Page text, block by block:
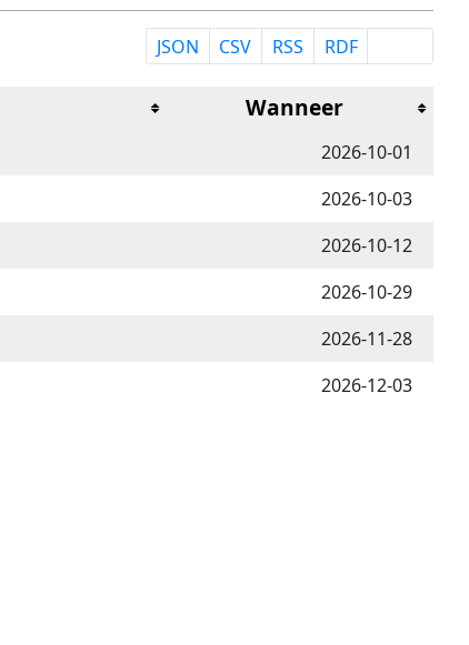
JSON CSV RSS RDF
Wanneer
2026-10-01
2026-10-03
2026-10-12
2026-10-29
2026-11-28
2026-12-03